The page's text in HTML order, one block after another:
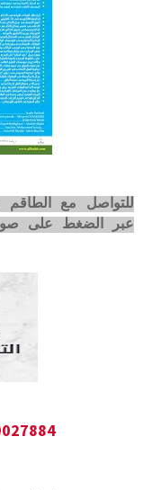
للتواصل مع الطاقم
عبر الضغط على